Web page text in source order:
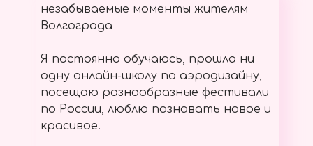
незабываемые моменты жителям
Волгограда
Я постоянно обучаюсь, прошла ни
одну онлайн-школу по аэродизайну,
посещаю разнообразные фестивали
по России, люблю познавать новое и
красивое.